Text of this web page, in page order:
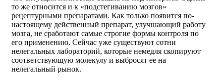
то же относится и к «подстегиванию мозгов»
рецептурными препаратами. Как только появится по-
настоящему действенный препарат, улучшающий работу
мозга, не сработают самые строгие формы контроля по
его применению. Сейчас уже существуют сотни
нелегальных лабораторий, которые немедля скопируют
соответствующую молекулу и выбросят ее на
нелегальный рынок.